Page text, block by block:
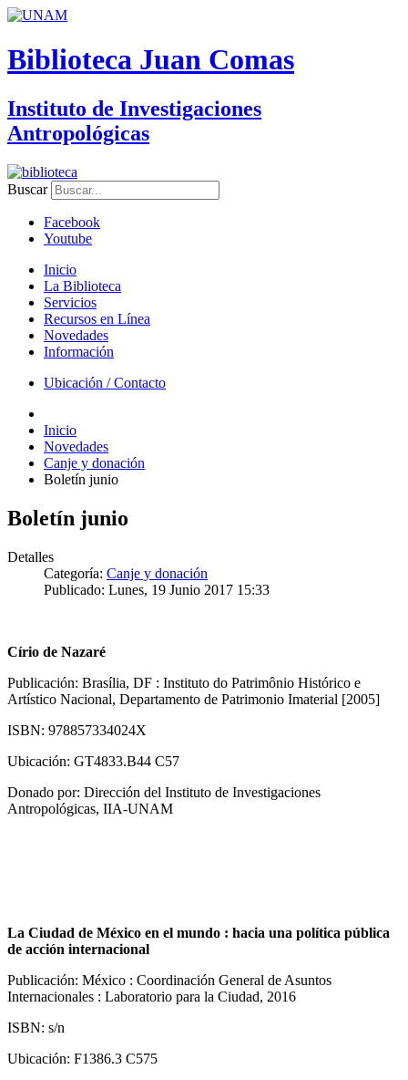
Biblioteca Juan Comas
Instituto de Investigaciones
Antropológicas
Buscar
Facebook
Youtube
Inicio
La Biblioteca
Servicios
Recursos en Línea
Novedades
Información
Ubicación / Contacto
Inicio
Novedades
Canje y donación
Boletín junio
Boletín junio
Detalles
Categoría: Canje y donación
Publicado: Lunes, 19 Junio 2017 15:33
Círio de Nazaré
Publicación: Brasília, DF : Instituto do Patrimônio Histórico e
Artístico Nacional, Departamento de Patrimonio Imaterial [2005]
ISBN: 978857334024X
Ubicación: GT4833.B44 C57
Donado por: Dirección del Instituto de Investigaciones
Antropológicas, IIA-UNAM
La Ciudad de México en el mundo : hacia una política pública
de acción internacional
Publicación: México : Coordinación General de Asuntos
Internacionales : Laboratorio para la Ciudad, 2016
ISBN: s/n
Ubicación: F1386.3 C575